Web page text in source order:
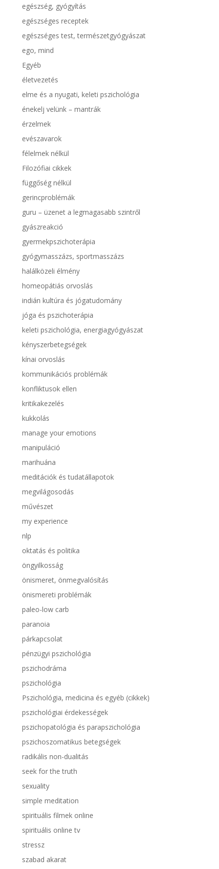
egészség, gyógyítás
egészséges receptek
egészséges test, természetgyógyászat
ego, mind
Egyéb
életvezetés
elme és a nyugati, keleti pszichológia
énekelj velünk – mantrák
érzelmek
evészavarok
félelmek nélkül
Filozófiai cikkek
függőség nélkül
gerincproblémák
guru – üzenet a legmagasabb szintről
gyászreakció
gyermekpszichoterápia
gyógymasszázs, sportmasszázs
halálközeli élmény
homeopátiás orvoslás
indián kultúra és jógatudomány
jóga és pszichoterápia
keleti pszichológia, energiagyógyászat
kényszerbetegségek
kínai orvoslás
kommunikációs problémák
konfliktusok ellen
kritikakezelés
kukkolás
manage your emotions
manipuláció
marihuána
meditációk és tudatállapotok
megvilágosodás
művészet
my experience
nlp
oktatás és politika
öngyilkosság
önismeret, önmegvalósítás
önismereti problémák
paleo-low carb
paranoia
párkapcsolat
pénzügyi pszichológia
pszichodráma
pszichológia
Pszichológia, medicina és egyéb (cikkek)
pszichológiai érdekességek
pszichopatológia és parapszichológia
pszichoszomatikus betegségek
radikális non-dualitás
seek for the truth
sexuality
simple meditation
spirituális filmek online
spirituális online tv
stressz
szabad akarat